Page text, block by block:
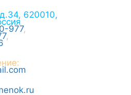
, 620010,
977,
,